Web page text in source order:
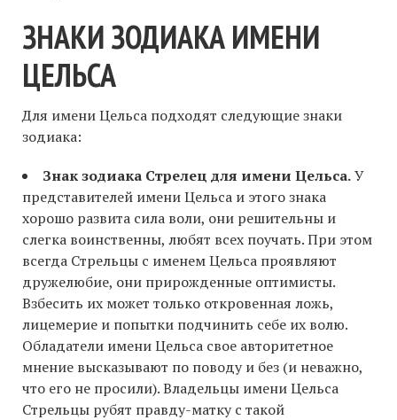
ЗНАКИ ЗОДИАКА ИМЕНИ
ЦЕЛЬСА
Для имени Цельса подходят следующие знаки
зодиака:
Знак зодиака Стрелец для имени Цельса.У
представителей имени Цельса и этого знака
хорошо развита сила воли, они решительны и
слегка воинственны, любят всех поучать. При этом
всегда Стрельцы с именем Цельса проявляют
дружелюбие, они прирожденные оптимисты.
Взбесить их может только откровенная ложь,
лицемерие и попытки подчинить себе их волю.
Обладатели имени Цельса свое авторитетное
мнение высказывают по поводу и без (и неважно,
что его не просили). Владельцы имени Цельса
Стрельцы рубят правду-матку с такой